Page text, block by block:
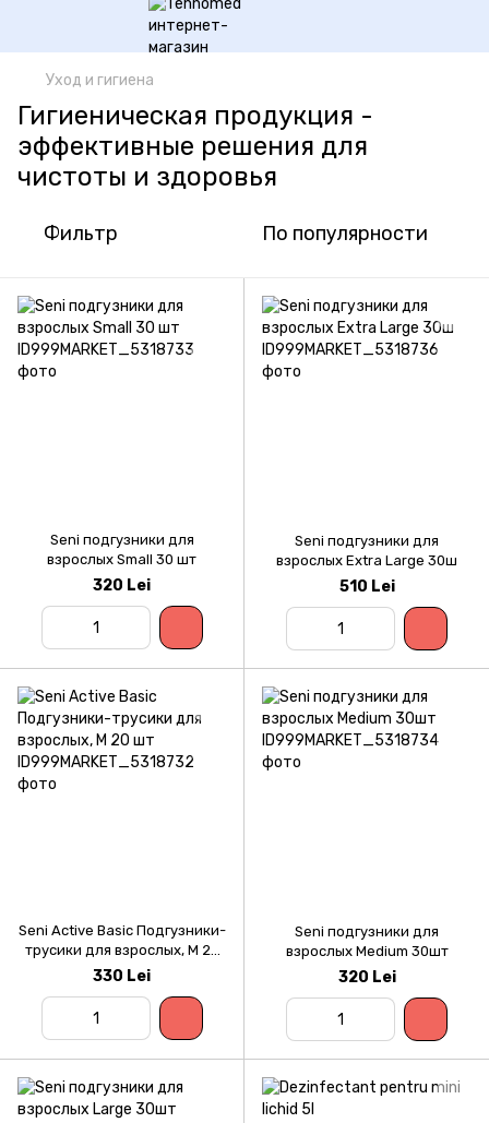
Уход и гигиена
Гигиеническая продукция -
эффективные решения для
чистоты и здоровья
Фильтр По популярности
Seni подгузники для
взрослых Small 30 шт
320 Lei
Seni подгузники для
взрослых Extra Large 30ш
510 Lei
Seni Active Basic Подгузники-
трусики для взрослых, M 20
шт
330 Lei
Seni подгузники для
взрослых Medium 30шт
320 Lei